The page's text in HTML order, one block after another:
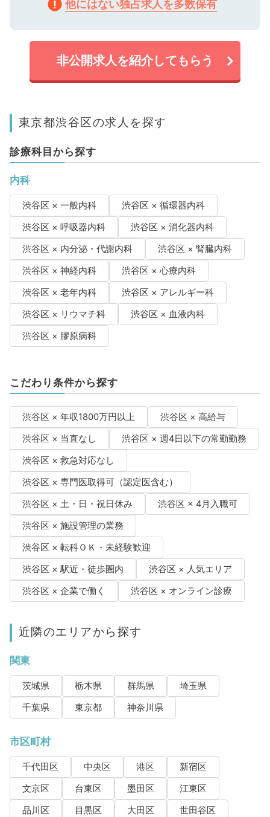
他にはない独占求人を多数保有
非公開求人を紹介してもらう
東京都渋谷区の求人を探す
診療科目から探す
内科
渋谷区 × 一般内科
渋谷区 × 循環器内科
渋谷区 × 呼吸器内科
渋谷区 × 消化器内科
渋谷区 × 内分泌・代謝内科
渋谷区 × 腎臓内科
渋谷区 × 神経内科
渋谷区 × 心療内科
渋谷区 × 老年内科
渋谷区 × アレルギー科
渋谷区 × リウマチ科
渋谷区 × 血液内科
渋谷区 × 膠原病科
こだわり条件から探す
渋谷区 × 年収1800万円以上
渋谷区 × 高給与
渋谷区 × 当直なし
渋谷区 × 週4日以下の常勤勤務
渋谷区 × 救急対応なし
渋谷区 × 専門医取得可（認定医含む）
渋谷区 × 土・日・祝日休み
渋谷区 × 4月入職可
渋谷区 × 施設管理の業務
渋谷区 × 転科ＯＫ・未経験歓迎
渋谷区 × 駅近・徒歩圏内
渋谷区 × 人気エリア
渋谷区 × 企業で働く
渋谷区 × オンライン診療
近隣のエリアから探す
関東
茨城県 栃木県 群馬県
埼玉県
千葉県
東京都 神奈川県
市区町村
千代田区 中央区 港区
新宿区
文京区
台東区 墨田区
江東区
品川区
目黒区 大田区
世田谷区